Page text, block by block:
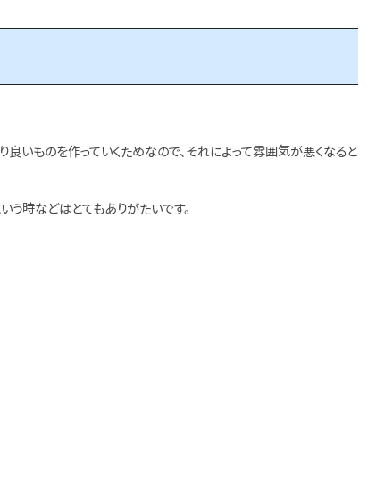
良いものを作っていくためなので、それによって雰囲気が悪くなると
う時などはとてもありがたいです。